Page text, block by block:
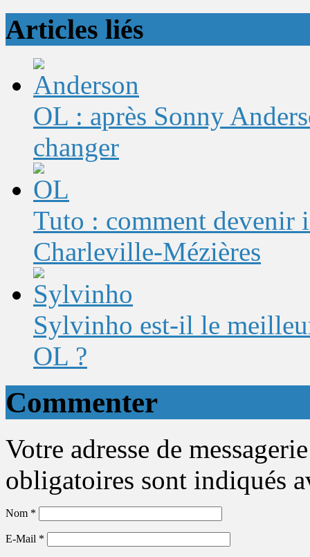
Articles liés
OL : après Sonny
changer
Tuto : comment devenir
Charleville-Mézières
Sylvinho est-il le
OL ?
Commenter
Votre adresse de
obligatoires sont indiqués
Nom *
E-Mail *